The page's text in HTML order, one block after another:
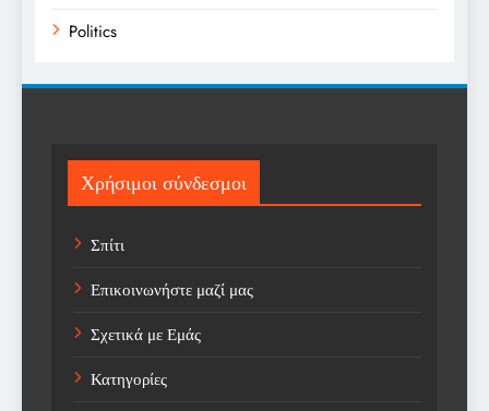
Politics
Sport
Sports
Technology
Trending
Weather
Αγορά
Χρήσιμοι σύνδεσμοι
Σπίτι
Επικοινωνήστε μαζί μας
Σχετικά με Εμάς
Κατηγορίες